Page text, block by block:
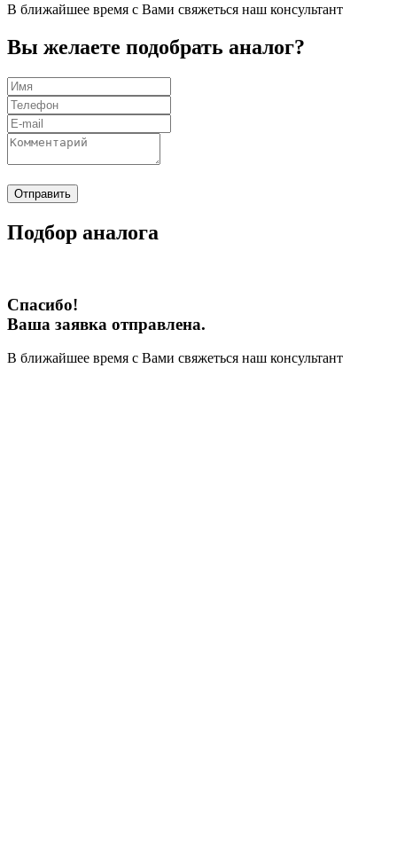
В ближайшее время с Вами свяжеться наш консультант
Вы желаете подобрать аналог?
Отправить
Подбор аналога
Спасибо!
Ваша заявка отправлена.
В ближайшее время с Вами свяжеться наш консультант